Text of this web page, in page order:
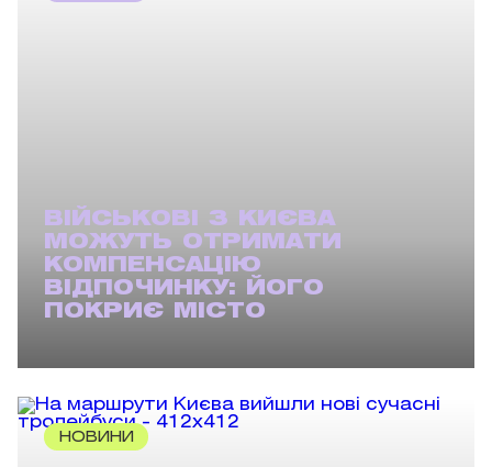
ВІЙСЬКОВІ З КИЄВА
МОЖУТЬ ОТРИМАТИ
КОМПЕНСАЦІЮ
ВІДПОЧИНКУ: ЙОГО
ПОКРИЄ МІСТО
НОВИНИ